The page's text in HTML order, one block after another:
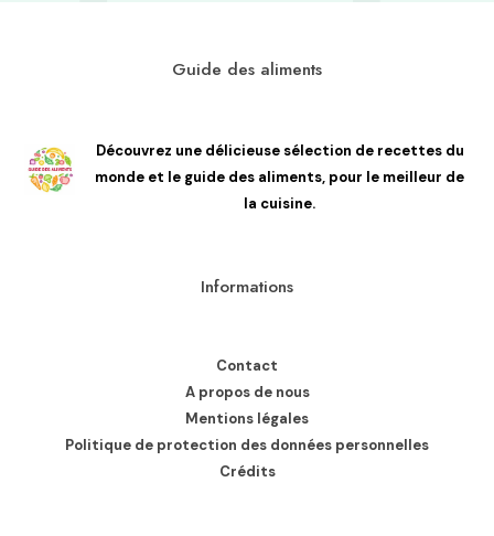
Guide des aliments
Découvrez une délicieuse sélection de recettes du
monde et le guide des aliments, pour le meilleur de
la cuisine.
Informations
Contact
A propos de nous
Mentions légales
Politique de protection des données personnelles
Crédits